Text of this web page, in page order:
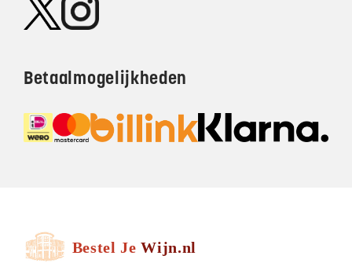
Betaalmogelijkheden